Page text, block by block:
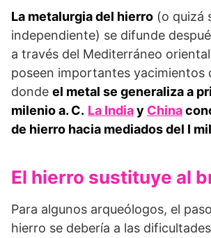
La metalurgia del hierro (o quizá
independiente) se difunde
a través del Mediterráneo
poseen importantes yacimientos
donde el metal se generaliza a
milenio a. C. La Indiay China
de hierro hacia mediados del I
El hierro sustituye al
Para algunos arqueólogos, el
hierro se debería a las